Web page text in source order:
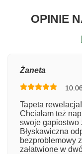
OPINIE
Numer
Imię
Żaneta
Tapeta
Chciałam też
swoje gapiostwo
Błyskawiczna
bezproblemowy
załatwione w